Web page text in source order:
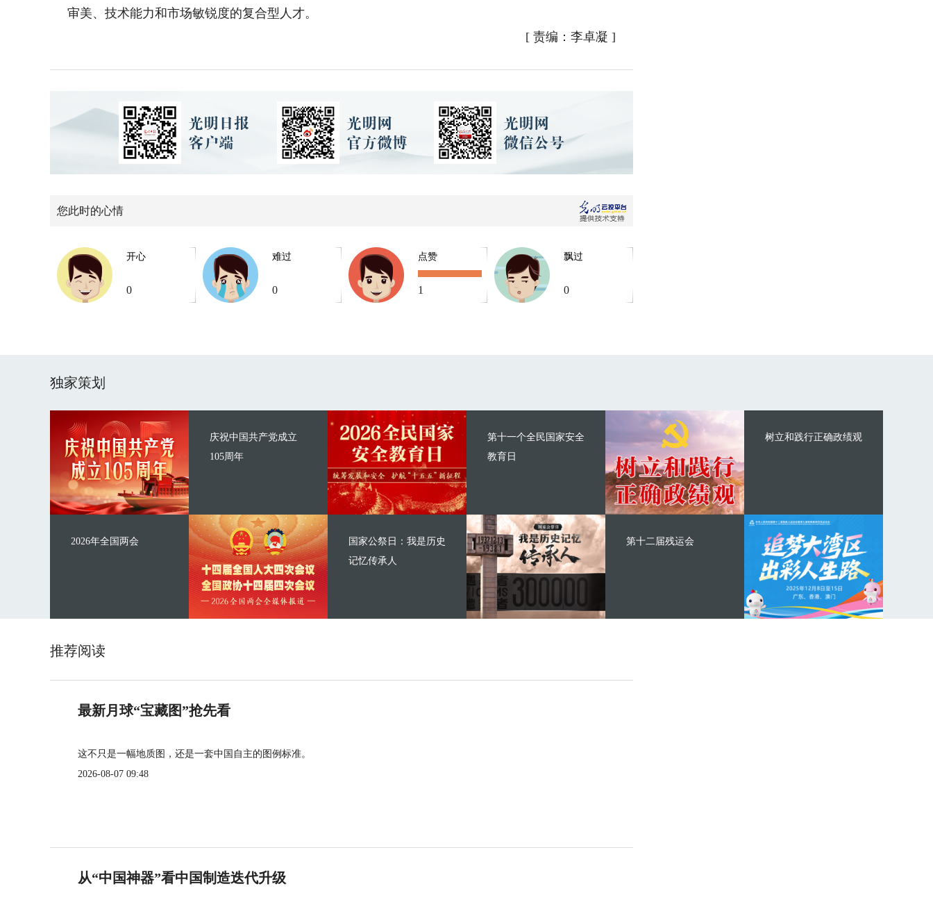
审美、技术能力和市场敏锐度的复合型人才。
[ 责编：李卓凝 ]
您此时的心情
开心
0
难过
0
点赞
1
飘过
0
独家策划
庆祝中国共产党成立
105周年
2026年全国两会
第十一个全民国家安全
教育日
国家公祭日：我是历史
记忆传承人
树立和践行正确政绩观
第十二届残运会
推荐阅读
最新月球“宝藏图”抢先看
这不只是一幅地质图，还是一套中国自主的图例标准。
2026-08-07 09:48
从“中国神器”看中国制造迭代升级